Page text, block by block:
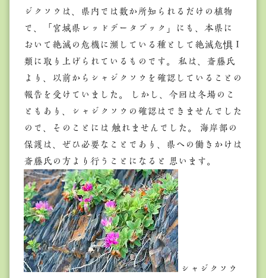
ジクソウは、県内では数か所知られるだけの植物
で、「宮城県レッドデータブック」にも、本県に
おいて絶滅の危機に瀕している種として絶滅危惧Ｉ
類に取り上げられているものです。 私は、斎藤氏
より、以前からシャジクソウを確認していることの
報告を受けていました。 しかし、今回は冬場のこ
ともあり、シャジクソウの確認はできませんでした
ので、そのことには 触れませんでした。 海岸部の
保護は、ぜひ必要なことであり、県への働きかけは
斎藤氏の方より行うことになると 思います。
シャジクソウ